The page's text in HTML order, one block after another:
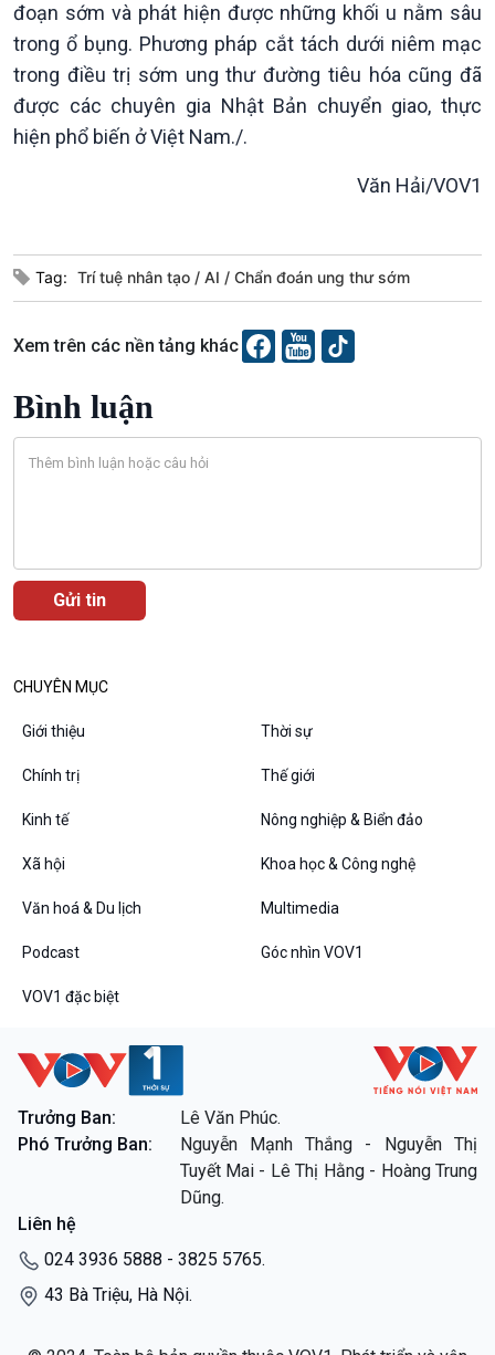
Câu chuyện Thể thao
Infographic
E-Magazine
Bình luận
Chuyện đêm
VOV1 đặc biệt
Chân dung cuộc sống
Các chương trình đặc biệt
đoạn sớm và phát hiện được những khối u nằm sâu
trong ổ bụng. Phương pháp cắt tách dưới niêm mạc
trong điều trị sớm ung thư đường tiêu hóa cũng đã
được các chuyên gia Nhật Bản chuyển giao, thực
hiện phổ biến ở Việt Nam./.
Văn Hải/VOV1
Tag: Trí tuệ nhân tạo AI Chẩn đoán ung thư sớm
Xem trên các nền tảng khác
Bình luận
CHUYÊN MỤC
Giới thiệu Thời sự
Chính trị Thế giới
Kinh tế Nông nghiệp & Biển đảo
Xã hội Khoa học & Công nghệ
Văn hoá & Du lịch Multimedia
Podcast Góc nhìn VOV1
VOV1 đặc biệt
Trưởng Ban:
Lê Văn Phúc.
Phó Trưởng Ban:
Nguyễn Mạnh Thắng - Nguyễn Thị
Tuyết Mai - Lê Thị Hằng - Hoàng Trung
Dũng.
Liên hệ
024 3936 5888 - 3825 5765.
43 Bà Triệu, Hà Nội.